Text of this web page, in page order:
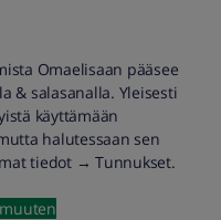
Omaelisaan pääsee
& salasanalla. Yleisesti
käyttämään
halutessaan sen
tiedot → Tunnukset.